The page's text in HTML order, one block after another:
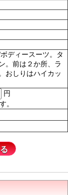
ディースーツ。タ
。前は２か所、ラ
おしりはハイカッ
円
。